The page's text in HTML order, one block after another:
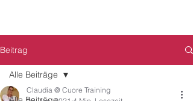
Beitrag
Alle Beiträge
Claudia @ Cuore Training